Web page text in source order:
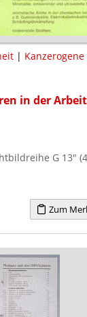
| Kanzerogene
in der
G 13"
Zum